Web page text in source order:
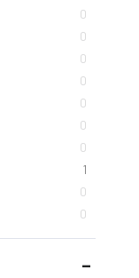
0
0
0
0
0
0
0
1
0
0